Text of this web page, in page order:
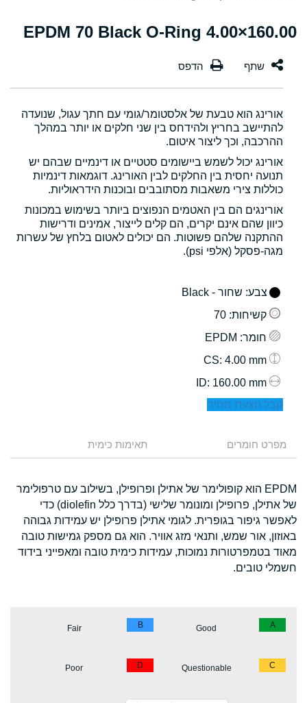
160.00×4.00 EPDM 70 Black O-Ring
אורינג הוא טבעת של אלסטומר/גומי עם חתך עגול, שנועדה
להתיישב בחריץ ולהידחס בין שני חלקים או יותר במהלך
ההרכבה, וכך ליצור איטום.
אורינג יכול לשמש ביישומים סטטיים או דינמיים שבהם יש
תנועה יחסית בין החלקים לבין האורינג. דוגמאות דינמיות
כוללות צירי משאבות מסתובבים ובוכנות הידראוליות.
אורינגים הם בין האטמים הנפוצים ביותר בשימוש במכונות
כיוון שהם אינם יקרים, הם קלים לייצור, אמינים ודרישות
ההתקנה שלהם פשוטות. הם יכולים לאטום בלחץ של עשרות
מגה-פסקל (אלפי psi).
צבע: שחור - Black
קשיחות: 70
חומר: EPDM
: 4.00 mm
: 160.00 mm
קבל הצעת מחיר
מפרט חומרים תאימות כימית
EPDM הוא קופולימר של אתילן ופרופילן, בשילוב עם טרפולימר
של אתילן, פרופילן ומונומר שלישי (בדרך כלל diolefin) כדי
לאפשר גיפור בגופרית. לגומי אתילן פרופילן יש עמידות גבוהה
באוזון, אור שמש, ותנאי מזג אוויר. הוא גם מספק גמישות טובה
מאוד בטמפרטורות נמוכות, עמידות כימית טובה ומאפייני בידוד
חשמלי טובים.
A
Good
B
Fair
C
Questionable
D
Poor